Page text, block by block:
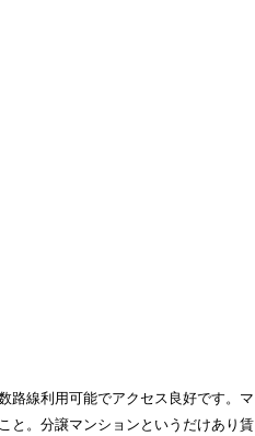
路線利用可能でアクセス良好です。マ
と。分譲マンションというだけあり賃